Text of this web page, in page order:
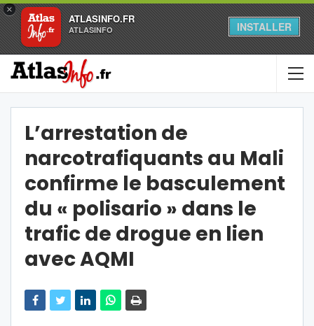
×
ATLASINFO.FR
ATLASINFO INSTALLER
L’arrestation de
narcotrafiquants au Mali
confirme le basculement
du « polisario » dans le
trafic de drogue en lien
avec AQMI